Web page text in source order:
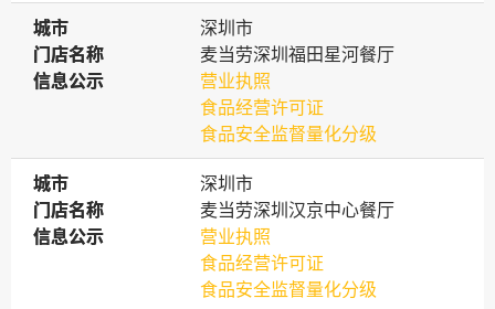
城市
城市
深圳市
门店名称
门店名称
麦当劳深圳福田星河餐厅
信息公示
信息公示
营业执照
食品经营许可证
食品安全监督量化分级
城市
城市
深圳市
门店名称
门店名称
麦当劳深圳汉京中心餐厅
信息公示
信息公示
营业执照
食品经营许可证
食品安全监督量化分级